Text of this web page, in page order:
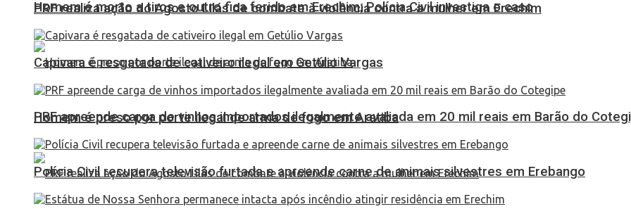
Homem é morto a tiros e outro fica ferido em Erechim; Polícia Civil investiga o caso
Homem é preso por porte ilegal de arma de fogo em Aratiba
PRF realiza ação do Agosto Lilás de combate à violência contra a mulher em Erechim
Capivara é resgatada de cativeiro ilegal em Getúlio Vargas
PRF apreende carga de vinhos importados ilegalmente avaliada em 20 mil reais em Barão do
Polícia Civil recupera televisão furtada e apreende carne de animais silvestres em Erebango